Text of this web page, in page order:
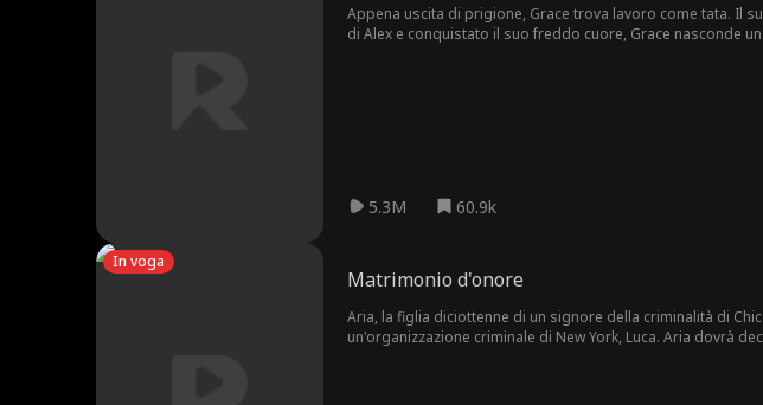
Appena uscita di prigione, Grace trova lavoro come tata. Il
di Alex e conquistato il suo freddo cuore, Grace nasconde
5.3M 60.9k
In voga
Matrimonio d'onore
Aria, la figlia diciottenne di un signore della criminalità di
un'organizzazione criminale di New York, Luca. Aria dovrà